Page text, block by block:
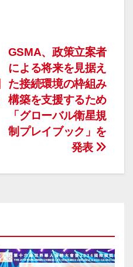
GSMA、政策立案者
による将来を見据え
た接続環境の枠組み
構築を支援するため
「グローバル衛星規
制プレイブック」を
発表